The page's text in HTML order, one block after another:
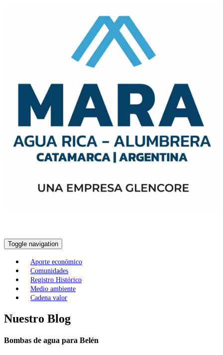
Toggle navigation
Aporte económico
Comunidades
Registro Histórico
Medio ambiente
Cadena valor
Nuestro Blog
Bombas de agua para Belén